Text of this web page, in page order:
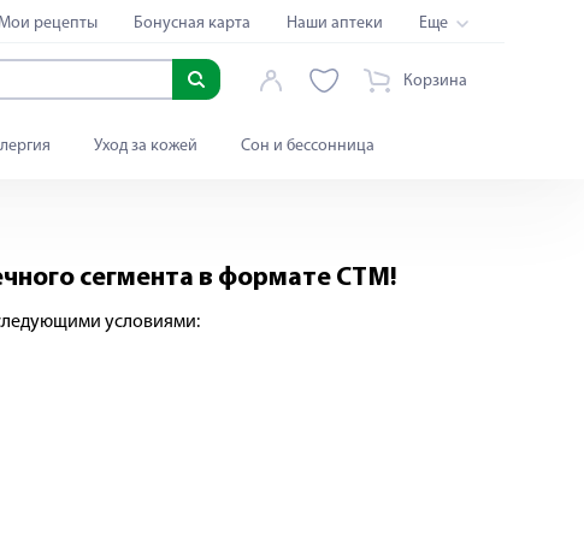
рецепты Бонусная карта Наши аптеки Еще
Корзина
Уход за кожей Сон и бессонница
сегмента в формате СТМ!
условиями: